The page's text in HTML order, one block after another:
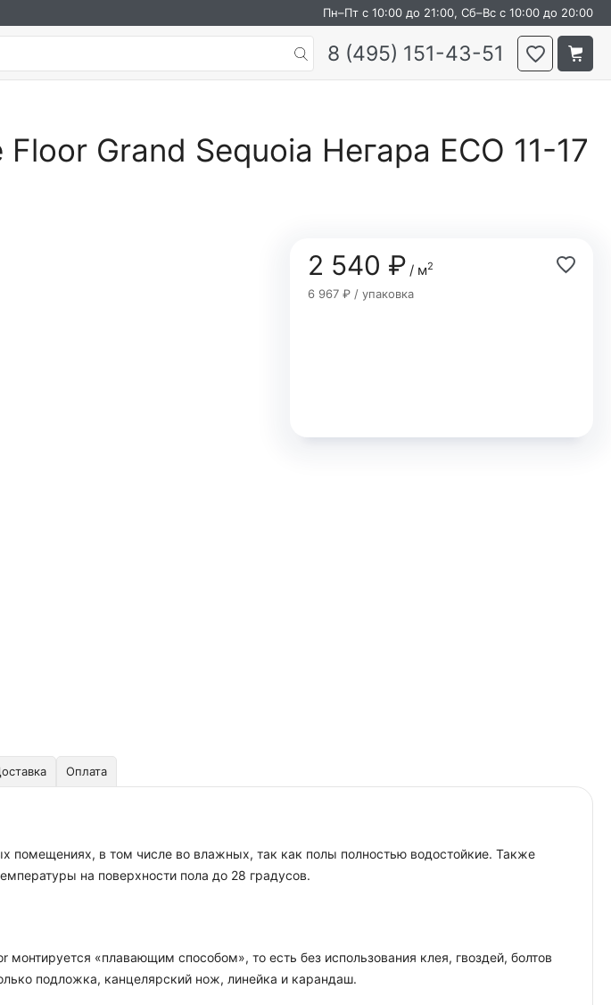
Пн–Пт с 10:00 до 21:00, Сб–Вс с 10:00 до 20:00
8 (495) 151-43-51
Grand Sequoia Негара ECO 11-17
2 540 ₽/ м2
6 967 ₽ / упаковка
Оплата
помещениях, в том числе во влажных, так как полы полностью водостойкие. Также
на поверхности пола до 28 градусов.
«плавающим способом», то есть без использования клея, гвоздей, болтов
подложка, канцелярский нож, линейка и карандаш.